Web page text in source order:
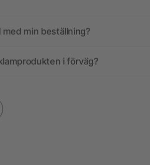
min beställning?
i förväg?